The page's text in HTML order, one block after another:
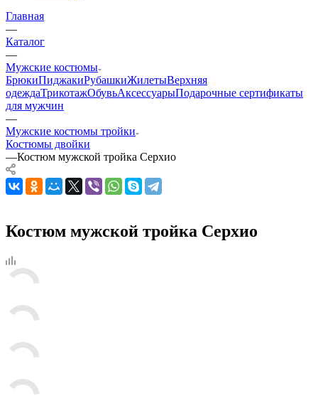
Главная
—
Каталог
—
Мужские костюмы
БрюкиПиджакиРубашкиЖилетыВерхняя
одеждаТрикотажОбувьАксессуарыПодарочные сертификаты
для мужчин
—
Мужские костюмы тройки
Костюмы двойки
—Костюм мужской тройка Серхио
Костюм мужской тройка Серхио